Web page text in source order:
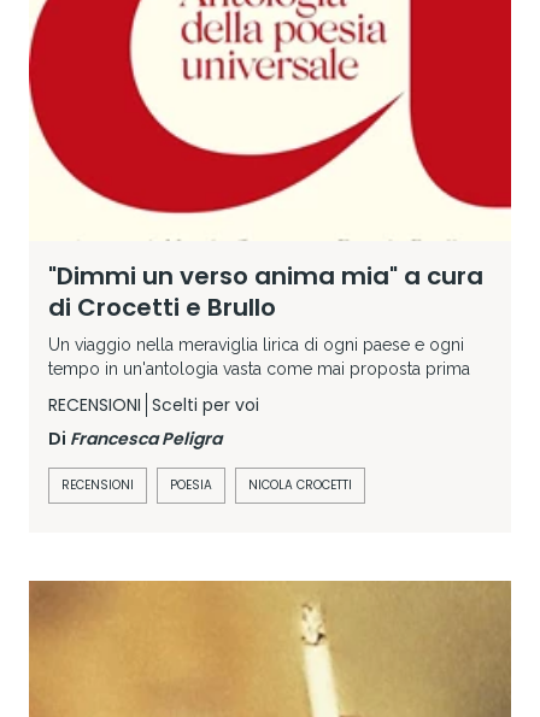
"Dimmi un verso anima mia" a cura
di Crocetti e Brullo
Un viaggio nella meraviglia lirica di ogni paese e ogni
tempo in un'antologia vasta come mai proposta prima
RECENSIONI Scelti per voi
Di Francesca Peligra
RECENSIONI POESIA NICOLA CROCETTI